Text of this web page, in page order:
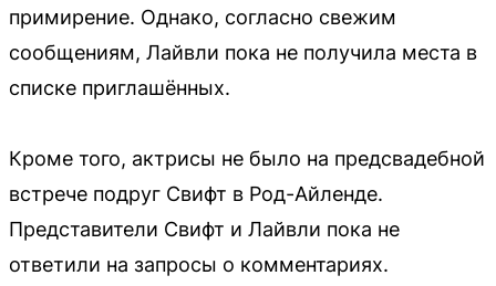
примирение. Однако, согласно свежим
сообщениям, Лайвли пока не получила места в
списке приглашённых.
Кроме того, актрисы не было на предсвадебной
встрече подруг Свифт в Род-Айленде.
Представители Свифт и Лайвли пока не
ответили на запросы о комментариях.